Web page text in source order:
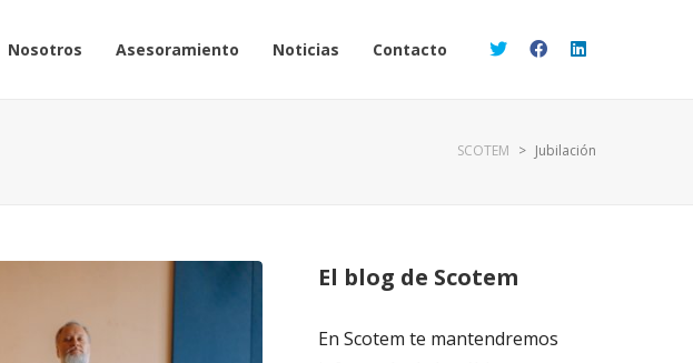
Nosotros Asesoramiento Noticias Contacto
SCOTEM > Jubilación
El blog de Scotem
En Scotem te mantendremos